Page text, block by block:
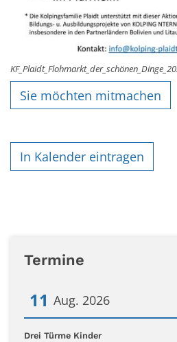
Sie möchten mitmachen
In Kalender eintragen
Termine
11 Aug. 2026
Datum: 11. August 2026
Drei Türme Kinder: